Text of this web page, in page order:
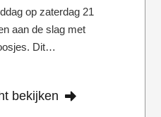
op zaterdag 21
aan de slag met
Dit…
bekijken